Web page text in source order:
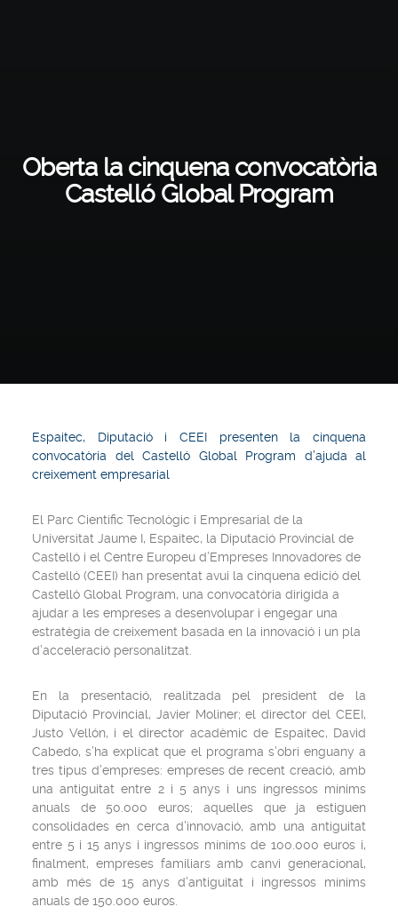
Oberta la cinquena convocatòria
Castelló Global Program
Espaitec, Diputació i CEEI presenten la cinquena
convocatòria del Castelló Global Program d’ajuda al
creixement empresarial
El Parc Científic Tecnològic i Empresarial de la
Universitat Jaume I, Espaitec, la Diputació Provincial de
Castelló i el Centre Europeu d’Empreses Innovadores de
Castelló (CEEI) han presentat avui la cinquena edició del
Castelló Global Program, una convocatòria dirigida a
ajudar a les empreses a desenvolupar i engegar una
estratègia de creixement basada en la innovació i un pla
d’acceleració personalitzat.
En la presentació, realitzada pel president de la
Diputació Provincial, Javier Moliner; el director del CEEI,
Justo Vellón, i el director acadèmic de Espaitec, David
Cabedo, s’ha explicat que el programa s’obri enguany a
tres tipus d’empreses: empreses de recent creació, amb
una antiguitat entre 2 i 5 anys i uns ingressos mínims
anuals de 50.000 euros; aquelles que ja estiguen
consolidades en cerca d’innovació, amb una antiguitat
entre 5 i 15 anys i ingressos mínims de 100.000 euros i,
finalment, empreses familiars amb canvi generacional,
amb més de 15 anys d’antiguitat i ingressos mínims
anuals de 150.000 euros.